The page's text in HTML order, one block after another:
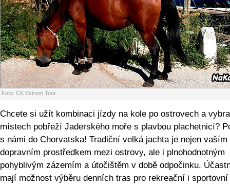
Foto: CK Extrem Tour
Chcete si užít kombinaci jízdy na kole po ostrovech a
místech pobřeží Jaderského moře s plavbou plachetnicí?
s námi do Chorvatska! Tradiční velká jachta je nejen vaším
dopravním prostředkem mezi ostrovy, ale i plnohodnotným
pohyblivým zázemím a útočištěm v době odpočinku.
mají možnost výběru denních tras pro rekreační i sportovní